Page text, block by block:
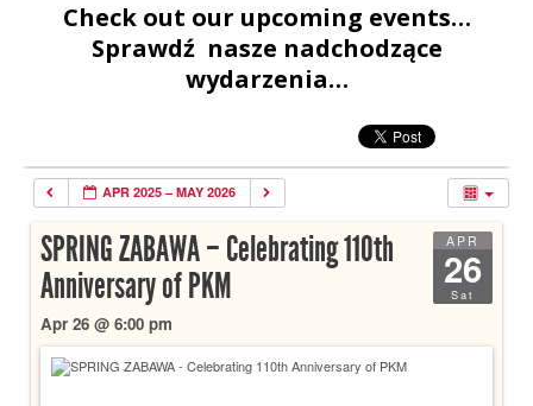
Check out our upcoming events…
Sprawdź nasze nadchodzące
wydarzenia…
APR 2025 – MAY 2026
APR
26
Sat
SPRING ZABAWA – Celebrating 110th
Anniversary of PKM
Apr 26 @ 6:00 pm